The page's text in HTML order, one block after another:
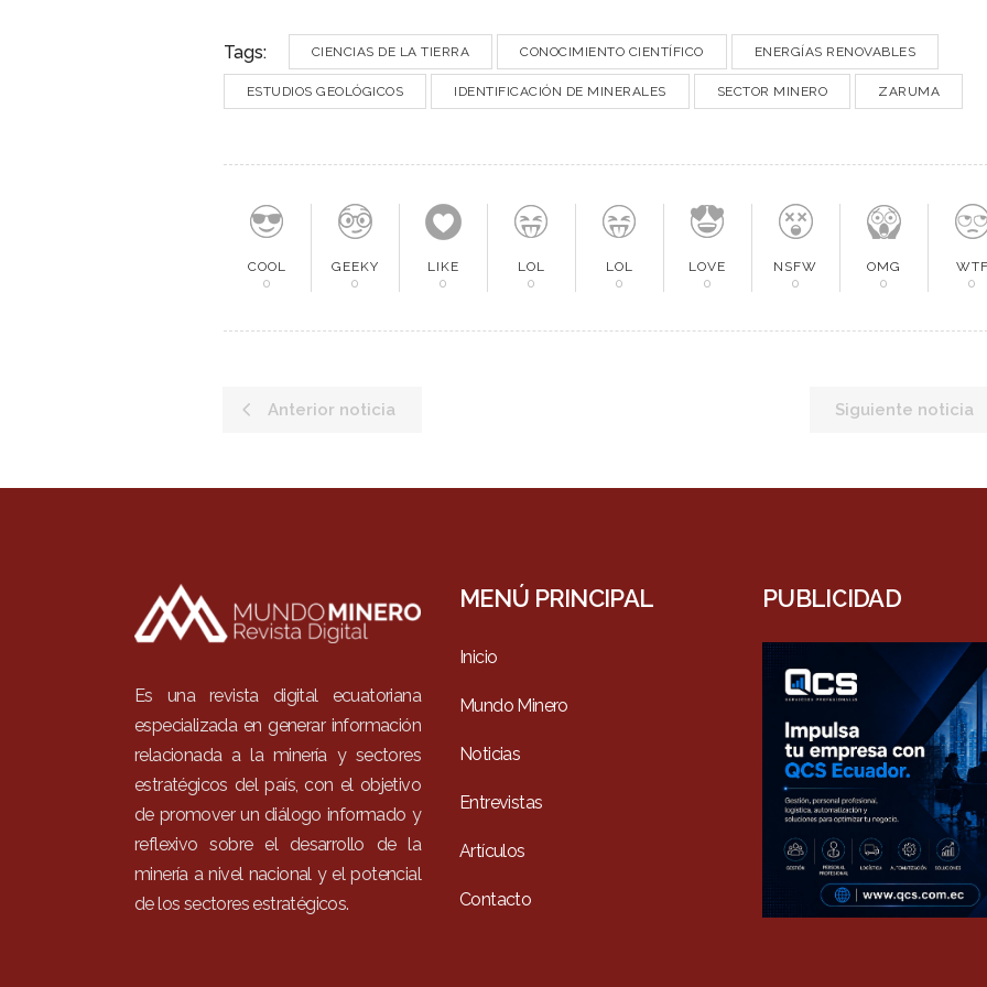
Tags: CIENCIAS DE LA TIERRA CONOCIMIENTO CIENTÍFICO ENERGÍAS RENOVABLES
ESTUDIOS GEOLÓGICOS IDENTIFICACIÓN DE MINERALES SECTOR MINERO ZARUMA
COOL
0
GEEKY
0
LIKE
0
LOL
0
LOL
0
LOVE
0
NSFW
0
OMG
0
0
Anterior noticia Siguiente noticia
Es una revista digital ecuatoriana
especializada en generar información
relacionada a la minería y sectores
estratégicos del país, con el objetivo
de promover un diálogo informado y
reflexivo sobre el desarrollo de la
minería a nivel nacional y el potencial
de los sectores estratégicos.
MENÚ PRINCIPAL
Inicio
Mundo Minero
Noticias
Entrevistas
Artículos
Contacto
PUBLICIDAD